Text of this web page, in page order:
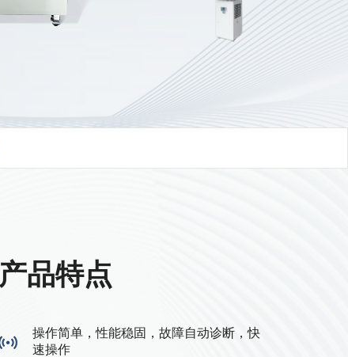
产品特点
操作简单，性能稳固，故障自动诊断，快
速操作